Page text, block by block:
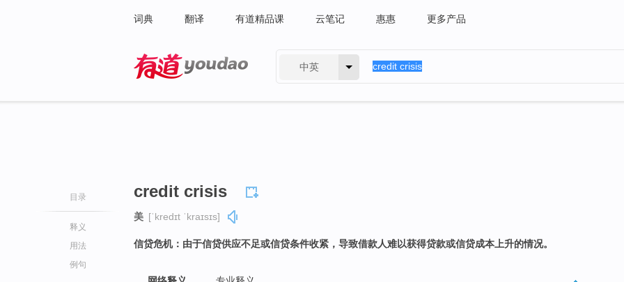
词典 翻译 有道精品课 云笔记 惠惠 更多产品
中英
目录
释义
用法
例句
credit crisis
美 [ˈkredɪt ˈkraɪsɪs]
信贷危机：由于信贷供应不足或信贷条件收紧，导致借款人难以获得贷款或信贷成本上升的情况。